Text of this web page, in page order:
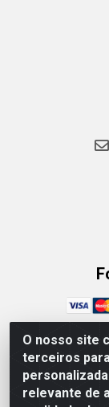
O nosso site
terceiros
relevante de
Rafael &
Centro,